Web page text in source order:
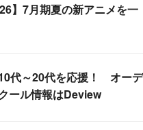
】7月期夏の新アニメを一
代～20代を応援！ オーデ
ール情報はDeview